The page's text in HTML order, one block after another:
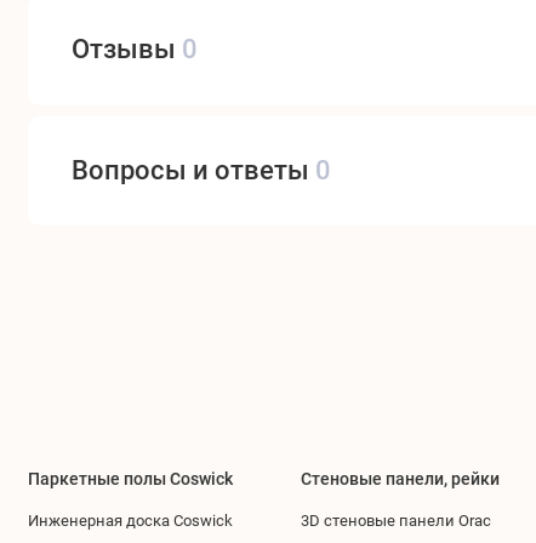
Отзывы 0
Вопросы и ответы 0
Паркетные полы Coswick
Инженерная доска Coswick
Стеновые панели, рейки
3D стеновые панели Orac